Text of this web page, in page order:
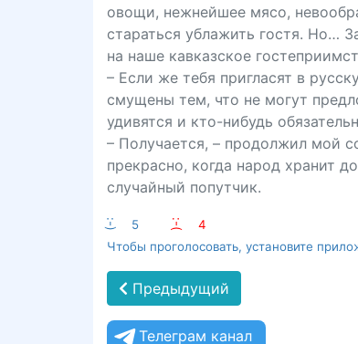
овощи, нежнейшее мясо,
стараться ублажить гостя. Но…
на наше кавказское
– Если же тебя пригласят в
смущены тем, что не могут
удивятся и кто-нибудь
– Получается, – продолжил мой
прекрасно, когда народ хранит
случайный попутчик.
:-) 5 :-(
4
Чтобы проголосовать, установите
Предыдущий
Телеграм канал